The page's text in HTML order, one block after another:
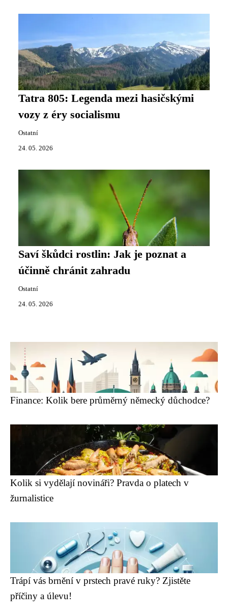
Tatra 805: Legenda mezi hasičskými
vozy z éry socialismu
Ostatní
24. 05. 2026
Saví škůdci rostlin: Jak je poznat a
účinně chránit zahradu
Ostatní
24. 05. 2026
Finance: Kolik bere průměrný německý důchodce?
Kolik si vydělají novináři? Pravda o platech v
žurnalistice
Trápí vás brnění v prstech pravé ruky? Zjistěte
příčiny a úlevu!